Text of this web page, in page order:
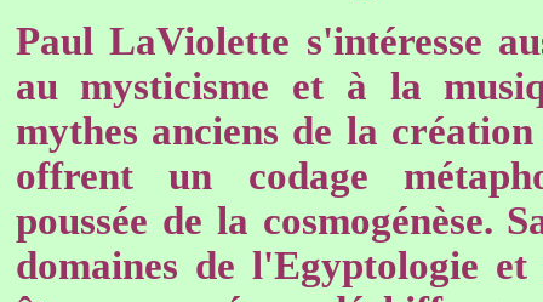
Paul LaViolette s'intéresse
au mysticisme et à la
mythes anciens de la
offrent un codage
poussée de la cosmogénèse.
domaines de l'Egyptologie